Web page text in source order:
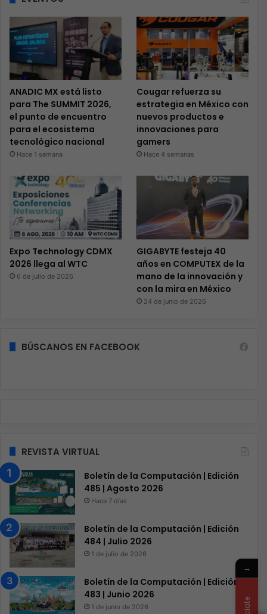
ANADIC MX está listo
para The SUMMIT 2026,
el punto de encuentro
para el ecosistema
tecnológico nacional
Hace 1 semana
Cougar refuerza su
estrategia en México con
nuevos productos e
innovaciones para
gamers
Hace 4 semanas
Expo Technology CDMX
2026 llega al WTC
6 de julio de 2026
GIGABYTE festeja 40
años en COMPUTEX de la
mano de la innovación y
con la mira en México
24 de junio de 2026
BÚSCANOS EN FACEBOOK
REVISTA VIRTUAL
Boletín de la Computación | Edición
485 | Agosto 2026
Hace 7 días
Boletín de la Computación | Edición
484 | Julio 2026
1 de julio de 2026
Boletín de la Computación | Edición
483 | Junio 2026
1 de junio de 2026
→